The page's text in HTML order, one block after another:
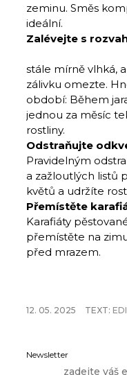
zeminu. Směs
ideální.
stále mírně vlhká,
zálivku omezte.
období: Během
jednou za měsíc
rostliny.
Odstraňujte
Pravidelným
a zažloutlých listů
květů a udržíte
Přemístěte
Karafiáty
přemístěte na
před mrazem.
12. 05. 2025 TEXT:
Newsletter